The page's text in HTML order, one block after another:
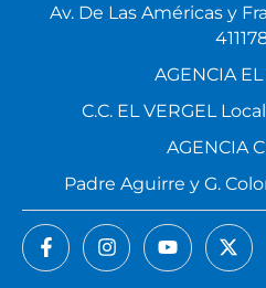
Av. De Las Américas y
AGENCIA
C.C. EL VERGEL
AGENCIA
Padre Aguirre y G.